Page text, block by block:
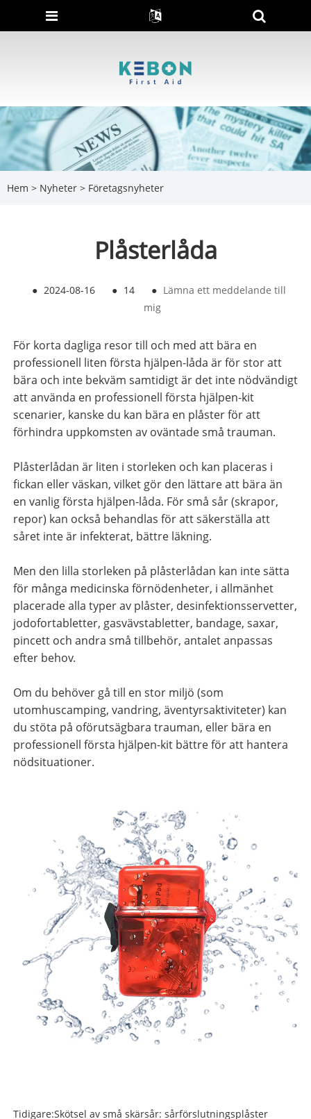
Hem > Nyheter > Företagsnyheter
Plåsterlåda
● 2024-08-16 ● 14 ● Lämna ett meddelande till
mig
För korta dagliga resor till och med att bära en
professionell liten första hjälpen-låda är för stor att
bära och inte bekväm samtidigt är det inte nödvändigt
att använda en professionell första hjälpen-kit
scenarier, kanske du kan bära en plåster för att
förhindra uppkomsten av oväntade små trauman.
Plåsterlådan är liten i storleken och kan placeras i
fickan eller väskan, vilket gör den lättare att bära än
en vanlig första hjälpen-låda. För små sår (skrapor,
repor) kan också behandlas för att säkerställa att
såret inte är infekterat, bättre läkning.
Men den lilla storleken på plåsterlådan kan inte sätta
för många medicinska förnödenheter, i allmänhet
placerade alla typer av plåster, desinfektionsservetter,
jodofortabletter, gasvävstabletter, bandage, saxar,
pincett och andra små tillbehör, antalet anpassas
efter behov.
Om du behöver gå till en stor miljö (som
utomhuscamping, vandring, äventyrsaktiviteter) kan
du stöta på oförutsägbara trauman, eller bära en
professionell första hjälpen-kit bättre för att hantera
nödsituationer.
Tidigare:Skötsel av små skärsår: sårförslutningsplåster